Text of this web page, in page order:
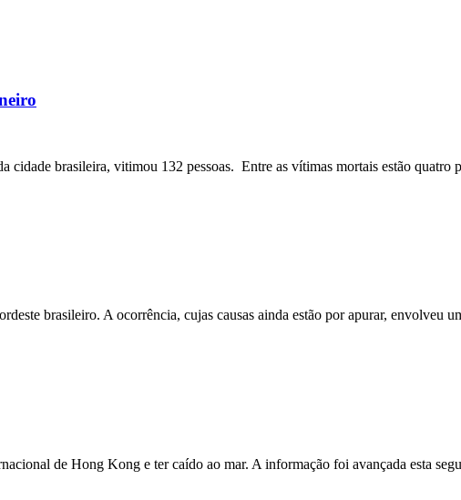
brasileira, vitimou 132 pessoas. Entre as vítimas mortais estão quatro
brasileiro. A ocorrência, cujas causas ainda estão por apurar, envolveu
de Hong Kong e ter caído ao mar. A informação foi avançada esta